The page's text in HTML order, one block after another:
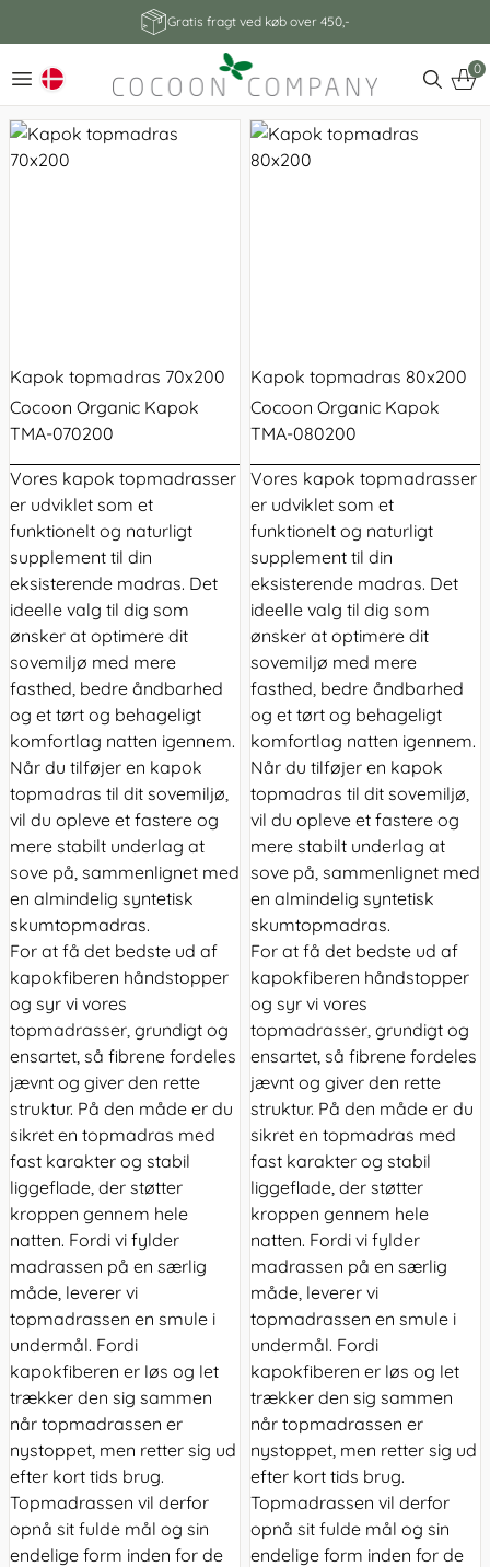
Gratis fragt ved køb over 450,-
0
Kapok topmadras 70x200
Cocoon Organic Kapok
TMA-070200
Vores kapok topmadrasser
er udviklet som et
funktionelt og naturligt
supplement til din
eksisterende madras. Det
ideelle valg til dig som
ønsker at optimere dit
sovemiljø med mere
fasthed, bedre åndbarhed
og et tørt og behageligt
komfortlag natten igennem.
Når du tilføjer en kapok
topmadras til dit sovemiljø,
vil du opleve et fastere og
mere stabilt underlag at
sove på, sammenlignet med
en almindelig syntetisk
skumtopmadras.
For at få det bedste ud af
kapokfiberen håndstopper
og syr vi vores
topmadrasser, grundigt og
ensartet, så fibrene fordeles
jævnt og giver den rette
struktur. På den måde er du
sikret en topmadras med
fast karakter og stabil
liggeflade, der støtter
kroppen gennem hele
natten. Fordi vi fylder
madrassen på en særlig
måde, leverer vi
topmadrassen en smule i
undermål. Fordi
kapokfiberen er løs og let
trækker den sig sammen
når topmadrassen er
nystoppet, men retter sig ud
efter kort tids brug.
Topmadrassen vil derfor
opnå sit fulde mål og sin
endelige form inden for de
Kapok topmadras 80x200
Cocoon Organic Kapok
TMA-080200
Vores kapok topmadrasser
er udviklet som et
funktionelt og naturligt
supplement til din
eksisterende madras. Det
ideelle valg til dig som
ønsker at optimere dit
sovemiljø med mere
fasthed, bedre åndbarhed
og et tørt og behageligt
komfortlag natten igennem.
Når du tilføjer en kapok
topmadras til dit sovemiljø,
vil du opleve et fastere og
mere stabilt underlag at
sove på, sammenlignet med
en almindelig syntetisk
skumtopmadras.
For at få det bedste ud af
kapokfiberen håndstopper
og syr vi vores
topmadrasser, grundigt og
ensartet, så fibrene fordeles
jævnt og giver den rette
struktur. På den måde er du
sikret en topmadras med
fast karakter og stabil
liggeflade, der støtter
kroppen gennem hele
natten. Fordi vi fylder
madrassen på en særlig
måde, leverer vi
topmadrassen en smule i
undermål. Fordi
kapokfiberen er løs og let
trækker den sig sammen
når topmadrassen er
nystoppet, men retter sig ud
efter kort tids brug.
Topmadrassen vil derfor
opnå sit fulde mål og sin
endelige form inden for de